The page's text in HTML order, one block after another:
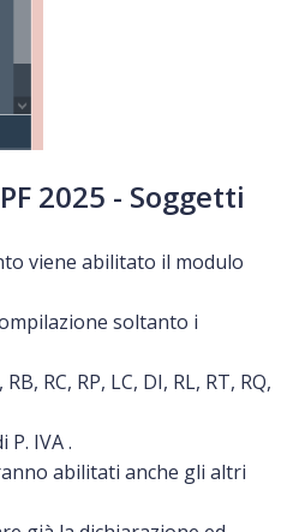
2025 - Soggetti
viene abilitato il modulo
soltanto i
RC, RP, LC, DI, RL, RT, RQ,
IVA .
abilitati anche gli altri